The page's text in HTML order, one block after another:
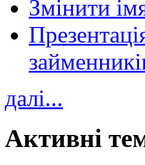
Змінити
далі...
Активні